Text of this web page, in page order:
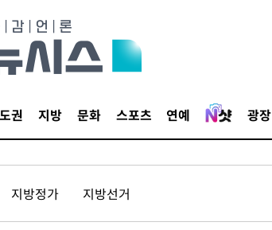
권 지방 문화 스포츠 연예 광장
지방정가 지방선거